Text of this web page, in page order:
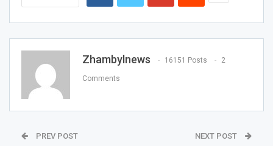
Zhambylnews 16151 Posts 2
Comments
PREV POST NEXT POST